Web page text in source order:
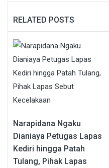
RELATED POSTS
Narapidana Ngaku
Dianiaya Petugas Lapas
Kediri hingga Patah
Tulang, Pihak Lapas